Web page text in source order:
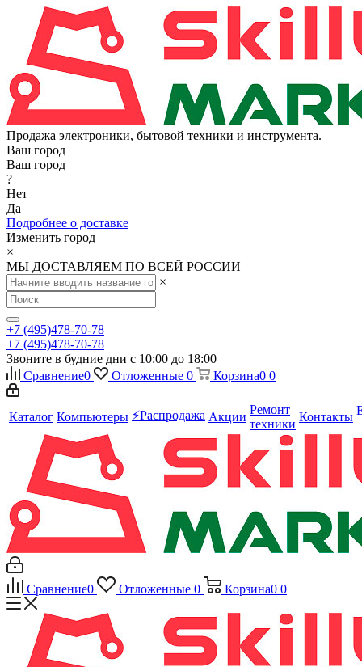
Продажа электроники, бытовой техники и инструмента.
Ваш город
Ваш город
?
Нет
Да
Подробнее о доставке
Изменить город
×
МЫ ДОСТАВЛЯЕМ ПО ВСЕЙ РОССИИ
×
+7 (495)478-70-78
+7 (495)478-70-78
Звоните в будние дни с 10:00 до 18:00
Сравнение0 Отложенные 0 Корзина0 0
Каталог Компьютеры ⚡️Распродажа Акции
Ремонт
техники
Контакты
Сравнение0 Отложенные 0 Корзина0 0